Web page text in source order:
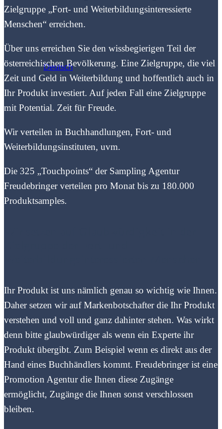
Deutsch
Zielgruppe „Fort- und Weiterbildungsinteressierte
Menschen“ erreichen.
Über uns erreichen Sie den wissbegierigen Teil der
österreichischen Bevölkerung. Eine Zielgruppe, die viel
Zeit und Geld in Weiterbildung und hoffentlich auch in
Ihr Produkt investiert. Auf jeden Fall eine Zielgruppe
mit Potential. Zeit für Freude.
Wir verteilen in Buchhandlungen, Fort- und
Weiterbildungsinstituten, uvm.
Die 325 „Touchpoints“ der Sampling Agentur
Freudebringer verteilen pro Monat bis zu 180.000
Produktsamples.
Ihr Produkt ist uns nämlich genau so wichtig wie Ihnen.
Daher setzen wir auf Markenbotschafter die Ihr Produkt
verstehen und voll und ganz dahinter stehen. Was wirkt
denn bitte glaubwürdiger als wenn ein Experte ihr
Produkt übergibt. Zum Beispiel wenn es direkt aus der
Hand eines Buchhändlers kommt. Freudebringer ist eine
Promotion Agentur die Ihnen diese Zugänge
ermöglicht, Zugänge die Ihnen sonst verschlossen
bleiben.